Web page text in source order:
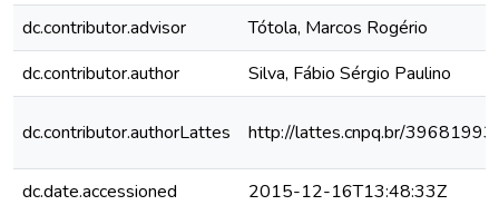
dc.contributor.advisor
Tótola, Marcos Rogério
dc.contributor.author
Silva, Fábio Sérgio Paulino
dc.contributor.authorLattes http://lattes.cnpq.br/
dc.date.accessioned
2015-12-16T13:48:33Z